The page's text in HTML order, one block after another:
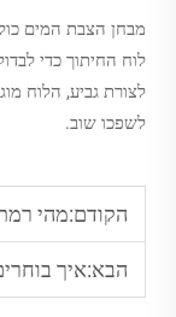
מבחן הצבת המים
לוח החיתוך כדי
לצורת גביע, הלוח
לשפכו שוב.
הקודם:מהי רמת
הבא:איך בוחרים